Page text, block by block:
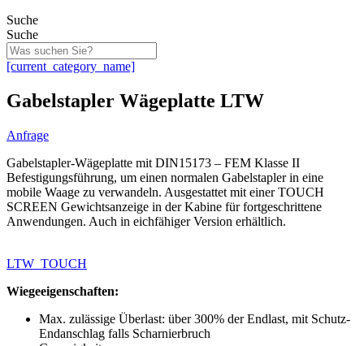
Suche
Suche
[current_category_name]
Gabelstapler Wägeplatte LTW
Anfrage
Gabelstapler-Wägeplatte mit DIN15173 – FEM Klasse II
Befestigungsführung, um einen normalen Gabelstapler in eine
mobile Waage zu verwandeln. Ausgestattet mit einer TOUCH
SCREEN Gewichtsanzeige in der Kabine für fortgeschrittene
Anwendungen. Auch in eichfähiger Version erhältlich.
LTW_TOUCH
Wiegeeigenschaften:
Max. zulässige Überlast: über 300% der Endlast, mit Schutz-
Endanschlag falls Scharnierbruch